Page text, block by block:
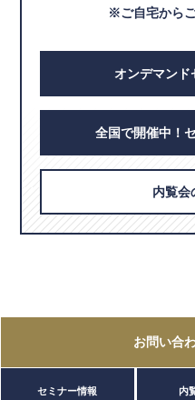
※ご自宅から
オンデマンド
全国で開催中！
内覧会
お問い合
セミナー情報 内